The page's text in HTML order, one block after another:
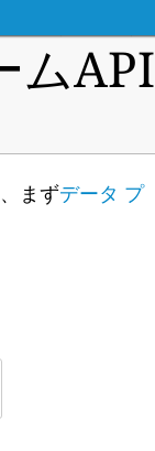
ムAPI
まずデータ プ